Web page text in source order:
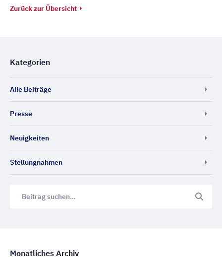
Zurück zur Übersicht
Kategorien
Alle Beiträge
Presse
Neuigkeiten
Stellungnahmen
Monatliches Archiv